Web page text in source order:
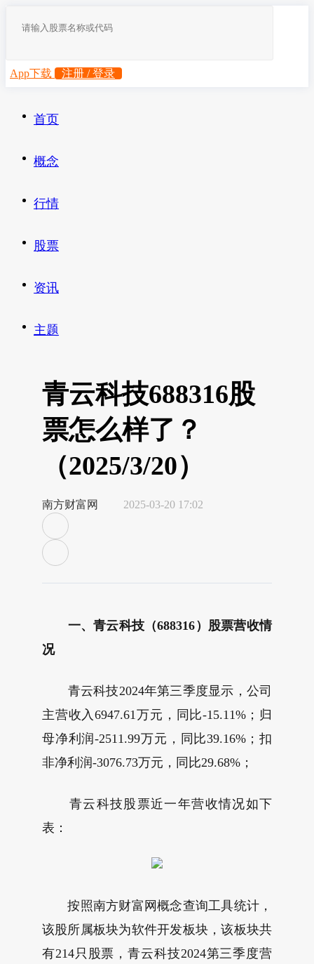
App下载 注册 / 登录
首页
概念
行情
股票
资讯
主题
青云科技688316股
票怎么样了？
（2025/3/20）
南方财富网 2025-03-20 17:02
一、青云科技（688316）股票营收情
况
青云科技2024年第三季度显示，公司
主营收入6947.61万元，同比-15.11%；归
母净利润-2511.99万元，同比39.16%；扣
非净利润-3076.73万元，同比29.68%；
青云科技股票近一年营收情况如下
表：
按照南方财富网概念查询工具统计，
该股所属板块为软件开发板块，该板块共
有214只股票，青云科技2024第三季度营